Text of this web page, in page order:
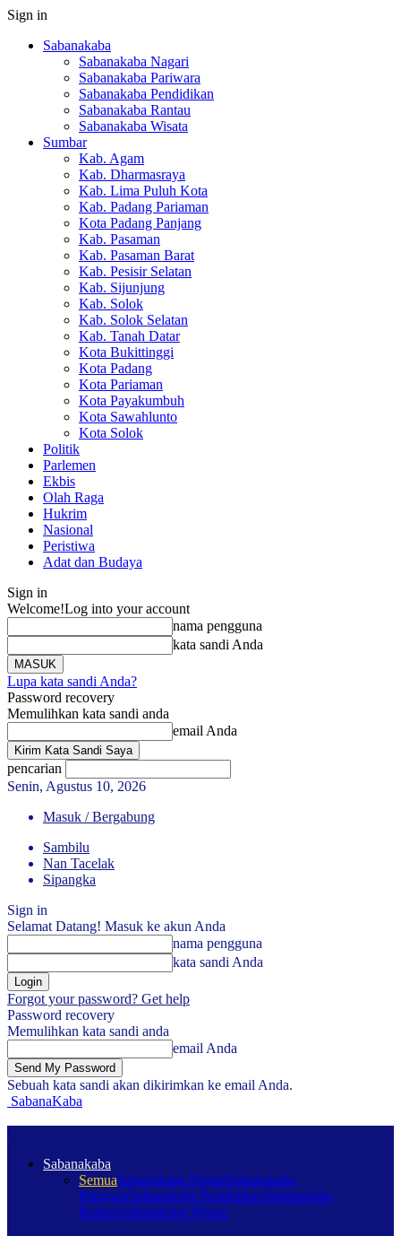
Sign in
Sabanakaba
Sabanakaba Nagari
Sabanakaba Pariwara
Sabanakaba Pendidikan
Sabanakaba Rantau
Sabanakaba Wisata
Sumbar
Kab. Agam
Kab. Dharmasraya
Kab. Lima Puluh Kota
Kab. Padang Pariaman
Kota Padang Panjang
Kab. Pasaman
Kab. Pasaman Barat
Kab. Pesisir Selatan
Kab. Sijunjung
Kab. Solok
Kab. Solok Selatan
Kab. Tanah Datar
Kota Bukittinggi
Kota Padang
Kota Pariaman
Kota Payakumbuh
Kota Sawahlunto
Kota Solok
Politik
Parlemen
Ekbis
Olah Raga
Hukrim
Nasional
Peristiwa
Adat dan Budaya
Sign in
Welcome!Log into your account
nama pengguna
kata sandi Anda
Lupa kata sandi Anda?
Password recovery
Memulihkan kata sandi anda
email Anda
pencarian
Senin, Agustus 10, 2026
Masuk / Bergabung
Sambilu
Nan Tacelak
Sipangka
Sign in
Selamat Datang! Masuk ke akun Anda
nama pengguna
kata sandi Anda
Forgot your password? Get help
Password recovery
Memulihkan kata sandi anda
email Anda
Sebuah kata sandi akan dikirimkan ke email Anda.
SabanaKaba
Sabanakaba
SemuaSabanakaba NagariSabanakaba
PariwaraSabanakaba PendidikanSabanakaba
RantauSabanakaba Wisata